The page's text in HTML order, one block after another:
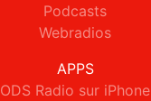
Podcasts
Webradios
APPS
ODS Radio sur iPhone